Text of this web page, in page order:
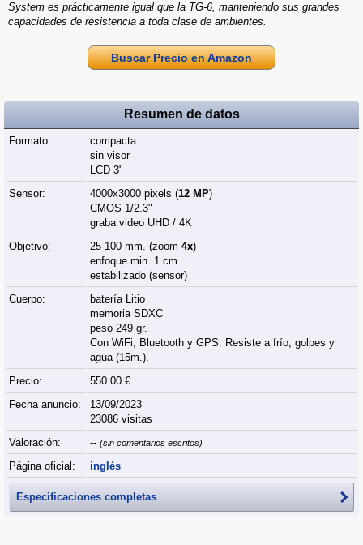
System es prácticamente igual que la TG-6, manteniendo sus grandes
capacidades de resistencia a toda clase de ambientes.
Buscar Precio en Amazon
Resumen de datos
Formato:
compacta
sin visor
LCD 3"
Sensor:
4000x3000 pixels (12 MP)
CMOS 1/2.3"
graba video UHD / 4K
Objetivo:
25-100 mm. (zoom 4x)
enfoque min. 1 cm.
estabilizado (sensor)
Cuerpo:
batería Litio
memoria SDXC
peso 249 gr.
Con WiFi, Bluetooth y GPS. Resiste a frío, golpes y
agua (15m.).
Precio:
550.00 €
Fecha anuncio:
13/09/2023
23086 visitas
Valoración:
-- (sin comentarios escritos)
Página oficial: inglés
Especificaciones completas